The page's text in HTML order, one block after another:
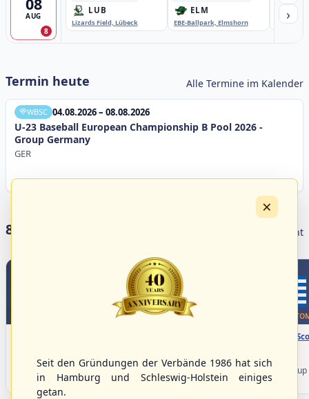
08
AUG
8
LUB
Lizards Field, Lübeck
ELM
EBE-Ballpark, Elmshorn
›
Termin heute Alle Termine im Kalender
WBSC 04.08.2026 – 08.08.2026
U-23 Baseball European Championship B Pool 2026 -
Group Germany
GER
8 Livestreams heute Livestream Übersicht
0
TOP 6
U-23 Baseball European
Championship B Pool 2026 - Group
Germany
WBSC Europe
Box-
U-23 Baseball European
Championship B Pool 2026 - Group
Spain
×
Seit den Gründungen der Verbände 1986 hat sich
in Hamburg und Schleswig-Holstein einiges
getan.